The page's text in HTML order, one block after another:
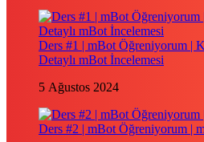
Ders #1 | mBot Öğreniyorum |
Detaylı mBot İncelemesi
5 Ağustos 2024
Ders #2 | mBot Öğreniyorum |